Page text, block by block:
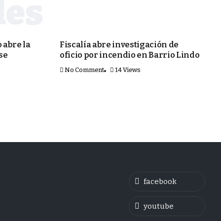
abre la
Fiscalía abre investigación de
oficio por incendio en Barrio Lindo
No Comment 14 Views
facebook
youtube